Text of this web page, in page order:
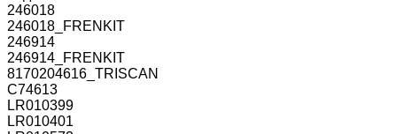
246018
246018_FRENKIT
246914
246914_FRENKIT
8170204616_TRISCAN
C74613
LR010399
LR010401